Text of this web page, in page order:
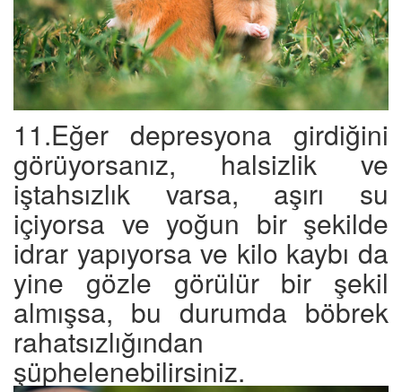
11.Eğer depresyona girdiğini
görüyorsanız, halsizlik ve
iştahsızlık varsa, aşırı su
içiyorsa ve yoğun bir şekilde
idrar yapıyorsa ve kilo kaybı da
yine gözle görülür bir şekil
almışsa, bu durumda böbrek
rahatsızlığından
şüphelenebilirsiniz.